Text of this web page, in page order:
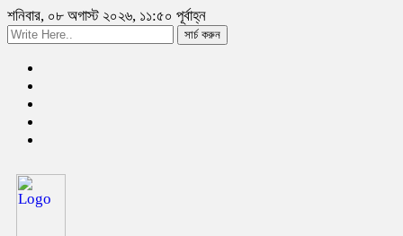
শনিবার, ০৮ অগাস্ট ২০২৬, ১১:৫০ পূর্বাহ্ন
সার্চ করুন